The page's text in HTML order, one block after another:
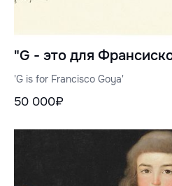
"G - это для
'G is for Francisco Goya'
50 000₽